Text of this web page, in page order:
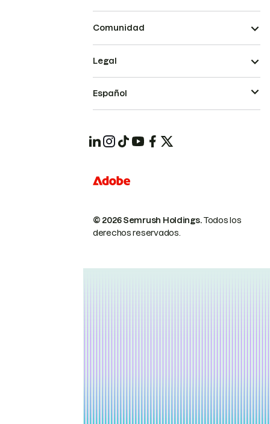
Comunidad
© 2026 Semrush Holdings.Todos los
derechos reservados.
Legal
Español